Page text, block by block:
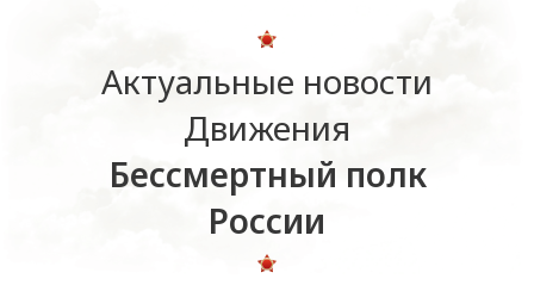
Актуальные новости
Движения
Бессмертный полк
России